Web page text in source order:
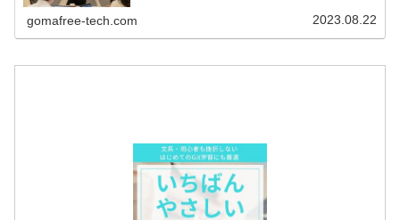
gomafree-tech.com 2023.08.22